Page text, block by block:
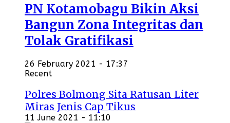
PN Kotamobagu Bikin Aksi
Bangun Zona Integritas dan
Tolak Gratifikasi
26 February 2021 - 17:37
Recent
Polres Bolmong Sita Ratusan Liter
Miras Jenis Cap Tikus
11 June 2021 - 11:10